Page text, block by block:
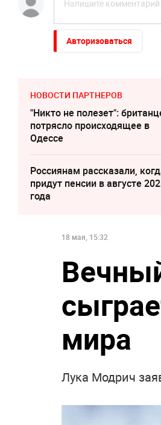
Авторизоваться
НОВОСТИ ПАРТНЕРОВ
"Никто не полезет":
потрясло происходящее в
Одессе
Россиянам рассказали,
придут пенсии в августе
года
18 мая, 15:32
мира
Лука Модрич